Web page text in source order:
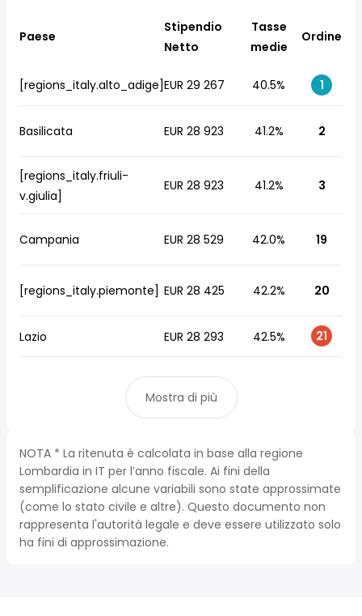
Paese
Stipendio
Netto
Tasse
medie
Ordine
[regions_italy.alto_adige]EUR 29 267 40.5% 1
Basilicata EUR 28 923 41.2% 2
[regions_italy.friuli-
v.giulia]
EUR 28 923 41.2% 3
Campania EUR 28 529 42.0% 19
[regions_italy.piemonte] EUR 28 425 42.2% 20
Lazio EUR 28 293 42.5% 21
Mostra di più
NOTA * La ritenuta è calcolata in base alla regione
Lombardia in IT per l’anno fiscale. Ai fini della
semplificazione alcune variabili sono state approssimate
(come lo stato civile e altre). Questo documento non
rappresenta l'autorità legale e deve essere utilizzato solo
ha fini di approssimazione.